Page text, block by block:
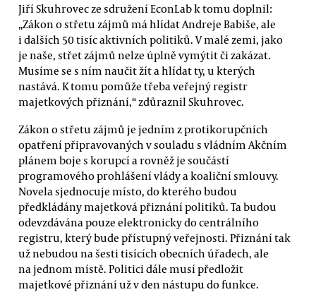
Jiří Skuhrovec ze sdružení EconLab k tomu doplnil:
„Zákon o střetu zájmů má hlídat Andreje Babiše, ale
i dalších 50 tisíc aktivních politiků. V malé zemi, jako
je naše, střet zájmů nelze úplně vymýtit či zakázat.
Musíme se s ním naučit žít a hlídat ty, u kterých
nastává. K tomu pomůže třeba veřejný registr
majetkových přiznání,“ zdůraznil Skuhrovec.
Zákon o střetu zájmů je jedním z protikorupčních
opatření připravovaných v souladu s vládním Akčním
plánem boje s korupcí a rovněž je součástí
programového prohlášení vlády a koaliční smlouvy.
Novela sjednocuje místo, do kterého budou
předkládány majetková přiznání politiků. Ta budou
odevzdávána pouze elektronicky do centrálního
registru, který bude přístupný veřejnosti. Přiznání tak
už nebudou na šesti tisících obecních úřadech, ale
na jednom místě. Politici dále musí předložit
majetkové přiznání už v den nástupu do funkce.